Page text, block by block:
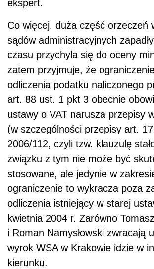
ekspert.
Co więcej, duża część orzeczeń
sądów administracyjnych
czasu przychyla się do oceny
zatem przyjmuje, że
odliczenia podatku naliczonego
art. 88 ust. 1 pkt 3 obecnie
ustawy o VAT narusza przepisy
(w szczególności przepisy art.
2006/112, czyli tzw. klauzulę
związku z tym nie może być
stosowane, ale jedynie w
ograniczenie to wykracza poza
odliczenia istniejący w starej
kwietnia 2004 r. Zarówno
i Roman Namysłowski zwracają
wyrok WSA w Krakowie idzie w
kierunku.